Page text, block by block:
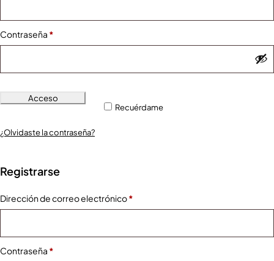
Contraseña *
Recuérdame
Acceso
¿Olvidaste la contraseña?
Registrarse
Dirección de correo electrónico*
Contraseña *